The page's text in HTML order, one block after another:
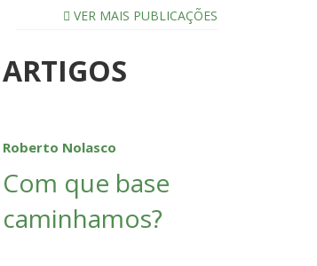
VER MAIS PUBLICAÇÕES
ARTIGOS
Roberto Nolasco
Com que base
caminhamos?